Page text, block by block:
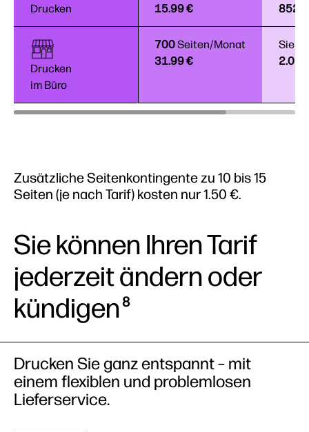
Drucken
Drucken
im Büro
15.99 €
700Seiten/Monat
31.99 €
852
Sie
Drucken
Drucken
im Büro
Zusätzliche Seitenkontingente zu 10 bis 15
Seiten (je nach Tarif) kosten nur 1.50 €.
Sie können Ihren Tarif
jederzeit ändern oder
kündigen8
Drucken Sie ganz entspannt – mit
einem flexiblen und problemlosen
Lieferservice.